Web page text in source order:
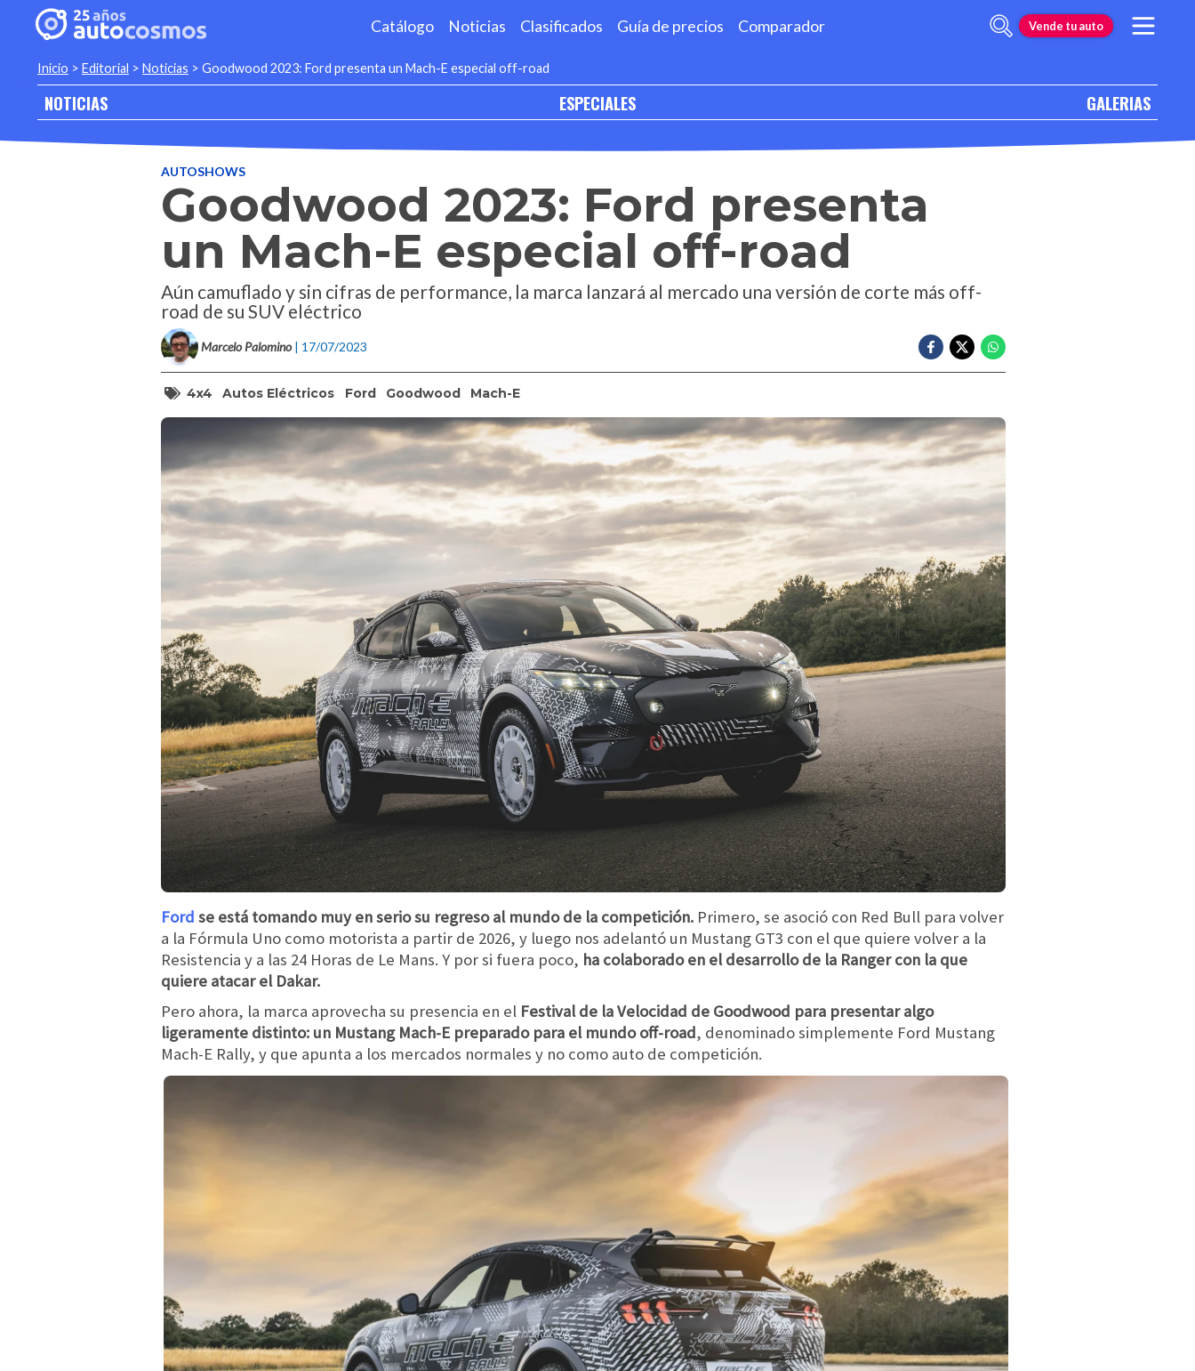
Catálogo Noticias Clasificados Guía de precios Comparador Vende tu auto
Inicio > Editorial > Noticias > Goodwood 2023: Ford presenta un Mach-E especial off-road
NOTICIAS ESPECIALES GALERIAS
AUTOSHOWS
Goodwood 2023: Ford presenta
un Mach-E especial off-road
Aún camuflado y sin cifras de performance, la marca lanzará al mercado una versión de corte más off-
road de su SUV eléctrico
Marcelo Palomino | 17/07/2023
4x4 Autos Eléctricos Ford Goodwood Mach-E
Ford se está tomando muy en serio su regreso al mundo de la competición. Primero, se asoció con Red Bull para volver
a la Fórmula Uno como motorista a partir de 2026, y luego nos adelantó un Mustang GT3 con el que quiere volver a la
Resistencia y a las 24 Horas de Le Mans. Y por si fuera poco, ha colaborado en el desarrollo de la Ranger con la que
quiere atacar el Dakar.
Pero ahora, la marca aprovecha su presencia en el Festival de la Velocidad de Goodwood para presentar algo
ligeramente distinto: un Mustang Mach-E preparado para el mundo off-road, denominado simplemente Ford Mustang
Mach-E Rally, y que apunta a los mercados normales y no como auto de competición.